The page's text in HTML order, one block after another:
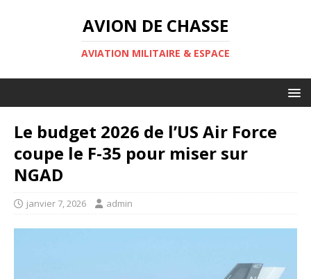
AVION DE CHASSE
AVIATION MILITAIRE & ESPACE
Le budget 2026 de l’US Air Force
coupe le F-35 pour miser sur
NGAD
janvier 7, 2026 admin